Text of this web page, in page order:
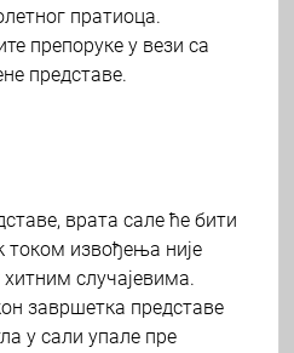
пратиоца.
препоруке у вези са
представе.
врата сале ће бити
током извођења није
случајевима.
завршетка представе
у сали упале пре